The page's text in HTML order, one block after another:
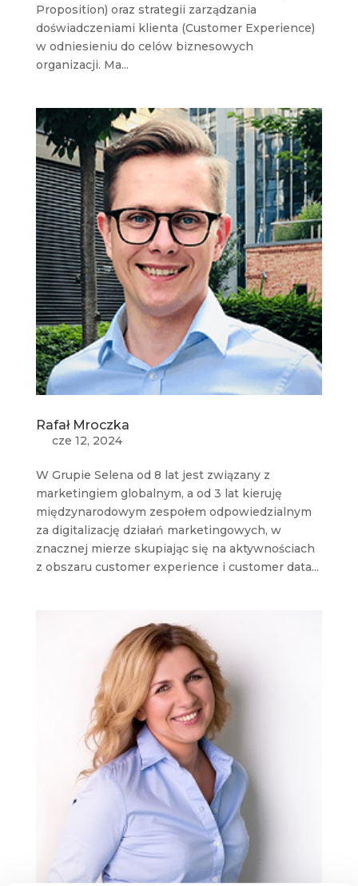
Proposition) oraz strategii zarządzania
doświadczeniami klienta (Customer Experience)
w odniesieniu do celów biznesowych
organizacji. Ma...
Rafał Mroczka
cze 12, 2024
W Grupie Selena od 8 lat jest związany z
marketingiem globalnym, a od 3 lat kieruję
międzynarodowym zespołem odpowiedzialnym
za digitalizację działań marketingowych, w
znacznej mierze skupiając się na aktywnościach
z obszaru customer experience i customer data...